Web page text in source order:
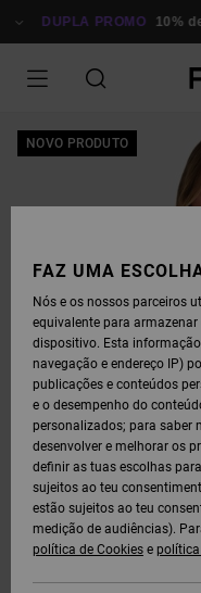
PARA
DUPLA PROMO 10% de
NOVO PRODUTO
FAZ UMA
Nós e os nossos parceiros
equivalente para
dispositivo. Esta
navegação e endereço IP)
publicações e conteúdos
e o desempenho do
personalizados; para saber
desenvolver e melhorar os
definir as tuas escolhas
sujeitos ao teu
estão sujeitos ao teu
medição de audiências).
política de Cookies e